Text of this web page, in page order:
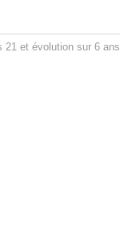
21 et évolution sur 6 ans